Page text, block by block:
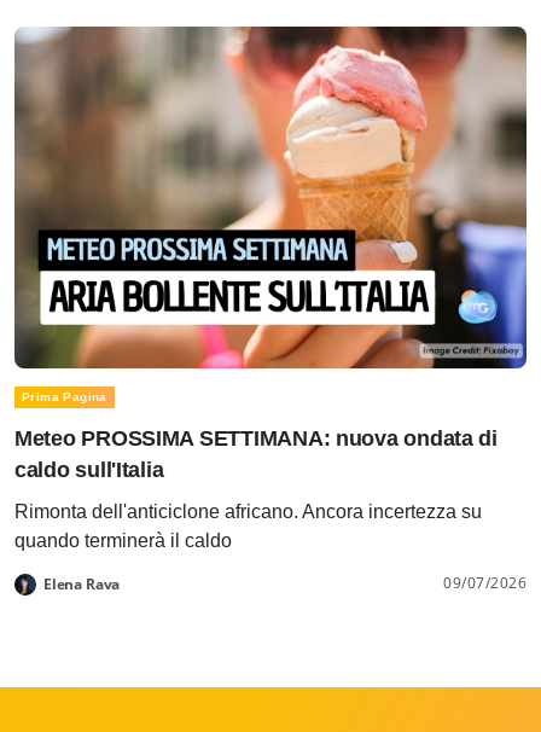
Prima Pagina
Meteo PROSSIMA SETTIMANA: nuova ondata di
caldo sull'Italia
Rimonta dell'anticiclone africano. Ancora incertezza su
quando terminerà il caldo
Elena Rava 09/07/2026